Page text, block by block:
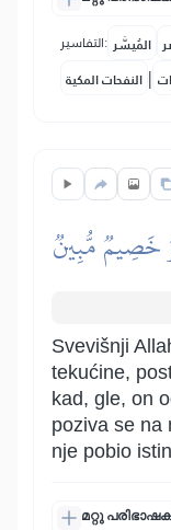
التفاسير: المُيسَّر
النفحات المكية |
خَصِيمٞ مُّبِينٞ
Svevišnji
tekućine,
kad, gle, on
poziva se na
nje pobio
മറ്റു